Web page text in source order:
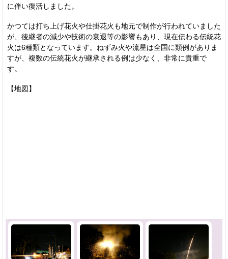
に伴い復活しました。
かつては打ち上げ花火や仕掛花火も地元で制作が行われていました
が、後継者の減少や技術の衰退等の影響もあり、現在伝わる伝統花
火は6種類となっています。ねずみ火や流星は全国に類例がありま
すが、複数の伝統花火が継承される例は少なく、非常に貴重で
す。
【地図】